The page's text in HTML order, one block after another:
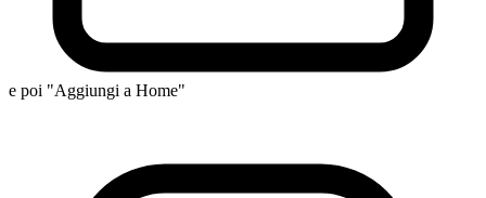
e poi "Aggiungi a Home"